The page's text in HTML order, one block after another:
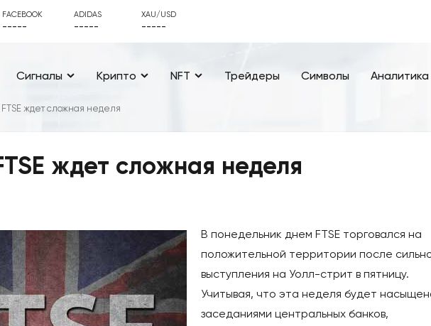
FACEBOOK
-----
ADIDAS
-----
XAU/USD
-----
Сигналы Крипто NFT Трейдеры Символы Аналитика
ждет сложная неделя
ждет сложная неделя
В понедельник днем FTSE торговался на
положительной территории после
выступления на Уолл-стрит в пятницу.
Учитывая, что эта неделя будет
заседаниями центральных банков,